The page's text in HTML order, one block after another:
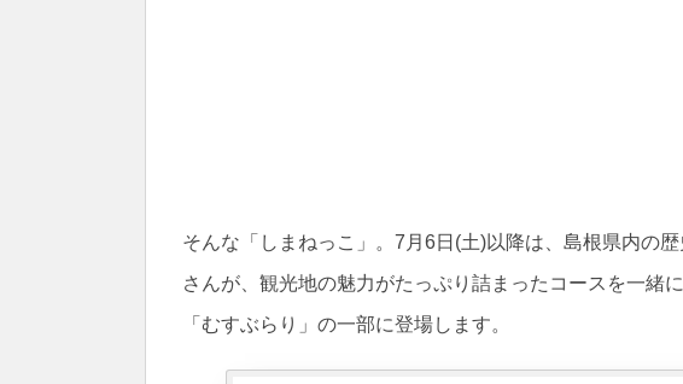
そんな「しまねっこ」。7月6日(土)以降は、島根県内の
さんが、観光地の魅力がたっぷり詰まったコースを一緒
「むすぶらり」の一部に登場します。